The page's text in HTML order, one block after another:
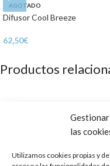
las
Utilizamos cookies propias y
AGOTADO
Difusor Cool Breeze
62,50€
Productos